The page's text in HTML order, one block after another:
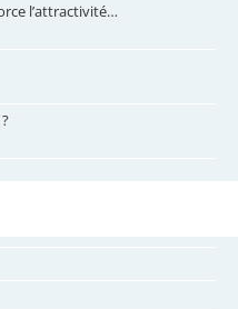
l’attractivité…